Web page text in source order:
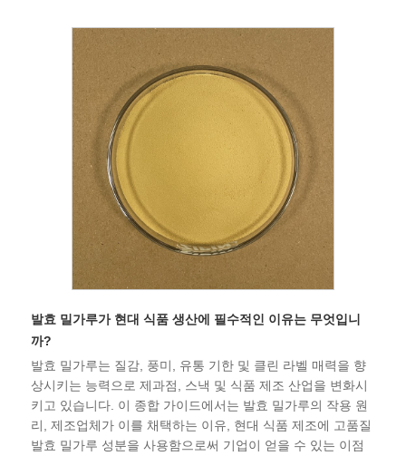
발효 밀가루가 현대 식품 생산에 필수적인 이유는 무엇입니
까?
발효 밀가루는 질감, 풍미, 유통 기한 및 클린 라벨 매력을 향
상시키는 능력으로 제과점, 스낵 및 식품 제조 산업을 변화시
키고 있습니다. 이 종합 가이드에서는 발효 밀가루의 작용 원
리, 제조업체가 이를 채택하는 이유, 현대 식품 제조에 고품질
발효 밀가루 성분을 사용함으로써 기업이 얻을 수 있는 이점